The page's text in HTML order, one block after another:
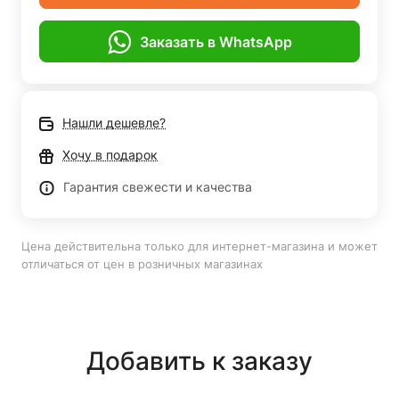
Заказать в WhatsApp
Нашли дешевле?
Хочу в подарок
Гарантия свежести и качества
Цена действительна только для интернет-магазина и может
отличаться от цен в розничных магазинах
Добавить к заказу